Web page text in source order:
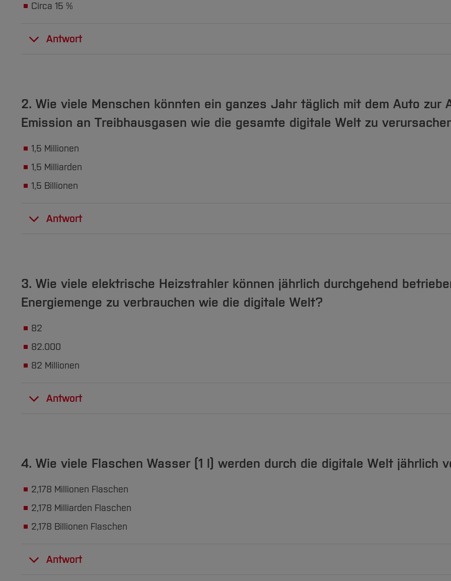
Circa 15 %
Antwort
2. Wie viele Menschen könnten ein ganzes Jahr täglich mit dem Auto zur
Emission an Treibhausgasen wie die gesamte digitale Welt zu
1,5 Millionen
1,5 Milliarden
1,5 Billionen
Antwort
3. Wie viele elektrische Heizstrahler können jährlich durchgehend
Energiemenge zu verbrauchen wie die digitale Welt?
82
82.000
82 Millionen
Antwort
4. Wie viele Flaschen Wasser (1 l) werden durch die digitale Welt jährlich
2,178 Millionen Flaschen
2,178 Milliarden Flaschen
2,178 Billionen Flaschen
Antwort